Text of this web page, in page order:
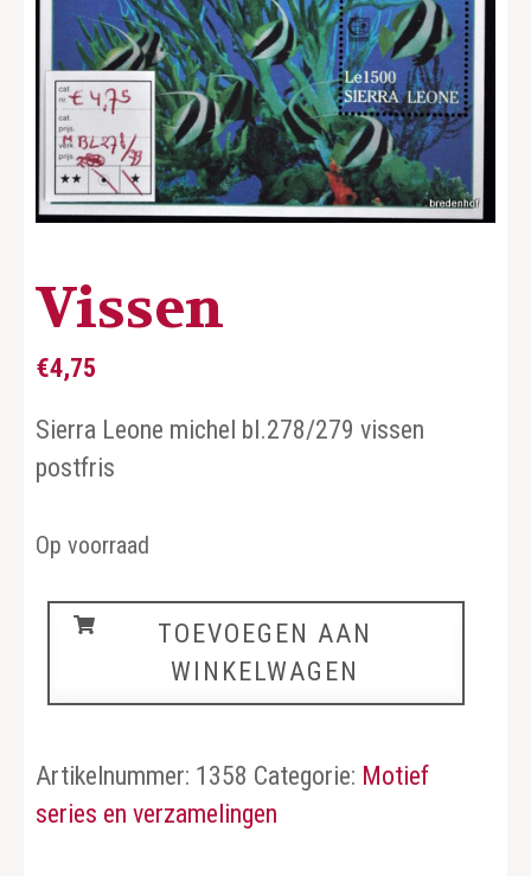
Vissen
€4,75
Sierra Leone michel bl.278/279 vissen
postfris
Op voorraad
Vissen
TOEVOEGEN AAN
WINKELWAGEN
Artikelnummer: 1358 Categorie: Motief
series en verzamelingen